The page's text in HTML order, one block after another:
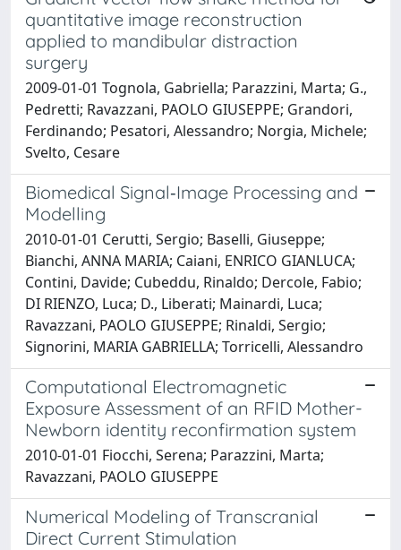
quantitative image reconstruction
applied to mandibular distraction
surgery
2009-01-01 Tognola, Gabriella; Parazzini, Marta; G.,
Pedretti; Ravazzani, PAOLO GIUSEPPE; Grandori,
Ferdinando; Pesatori, Alessandro; Norgia, Michele;
Svelto, Cesare
Biomedical Signal‐Image Processing and
Modelling
2010-01-01 Cerutti, Sergio; Baselli, Giuseppe;
Bianchi, ANNA MARIA; Caiani, ENRICO GIANLUCA;
Contini, Davide; Cubeddu, Rinaldo; Dercole, Fabio;
DI RIENZO, Luca; D., Liberati; Mainardi, Luca;
Ravazzani, PAOLO GIUSEPPE; Rinaldi, Sergio;
Signorini, MARIA GABRIELLA; Torricelli, Alessandro
Computational Electromagnetic
Exposure Assessment of an RFID Mother-
Newborn identity reconfirmation system
2010-01-01 Fiocchi, Serena; Parazzini, Marta;
Ravazzani, PAOLO GIUSEPPE
Numerical Modeling of Transcranial
Direct Current Stimulation